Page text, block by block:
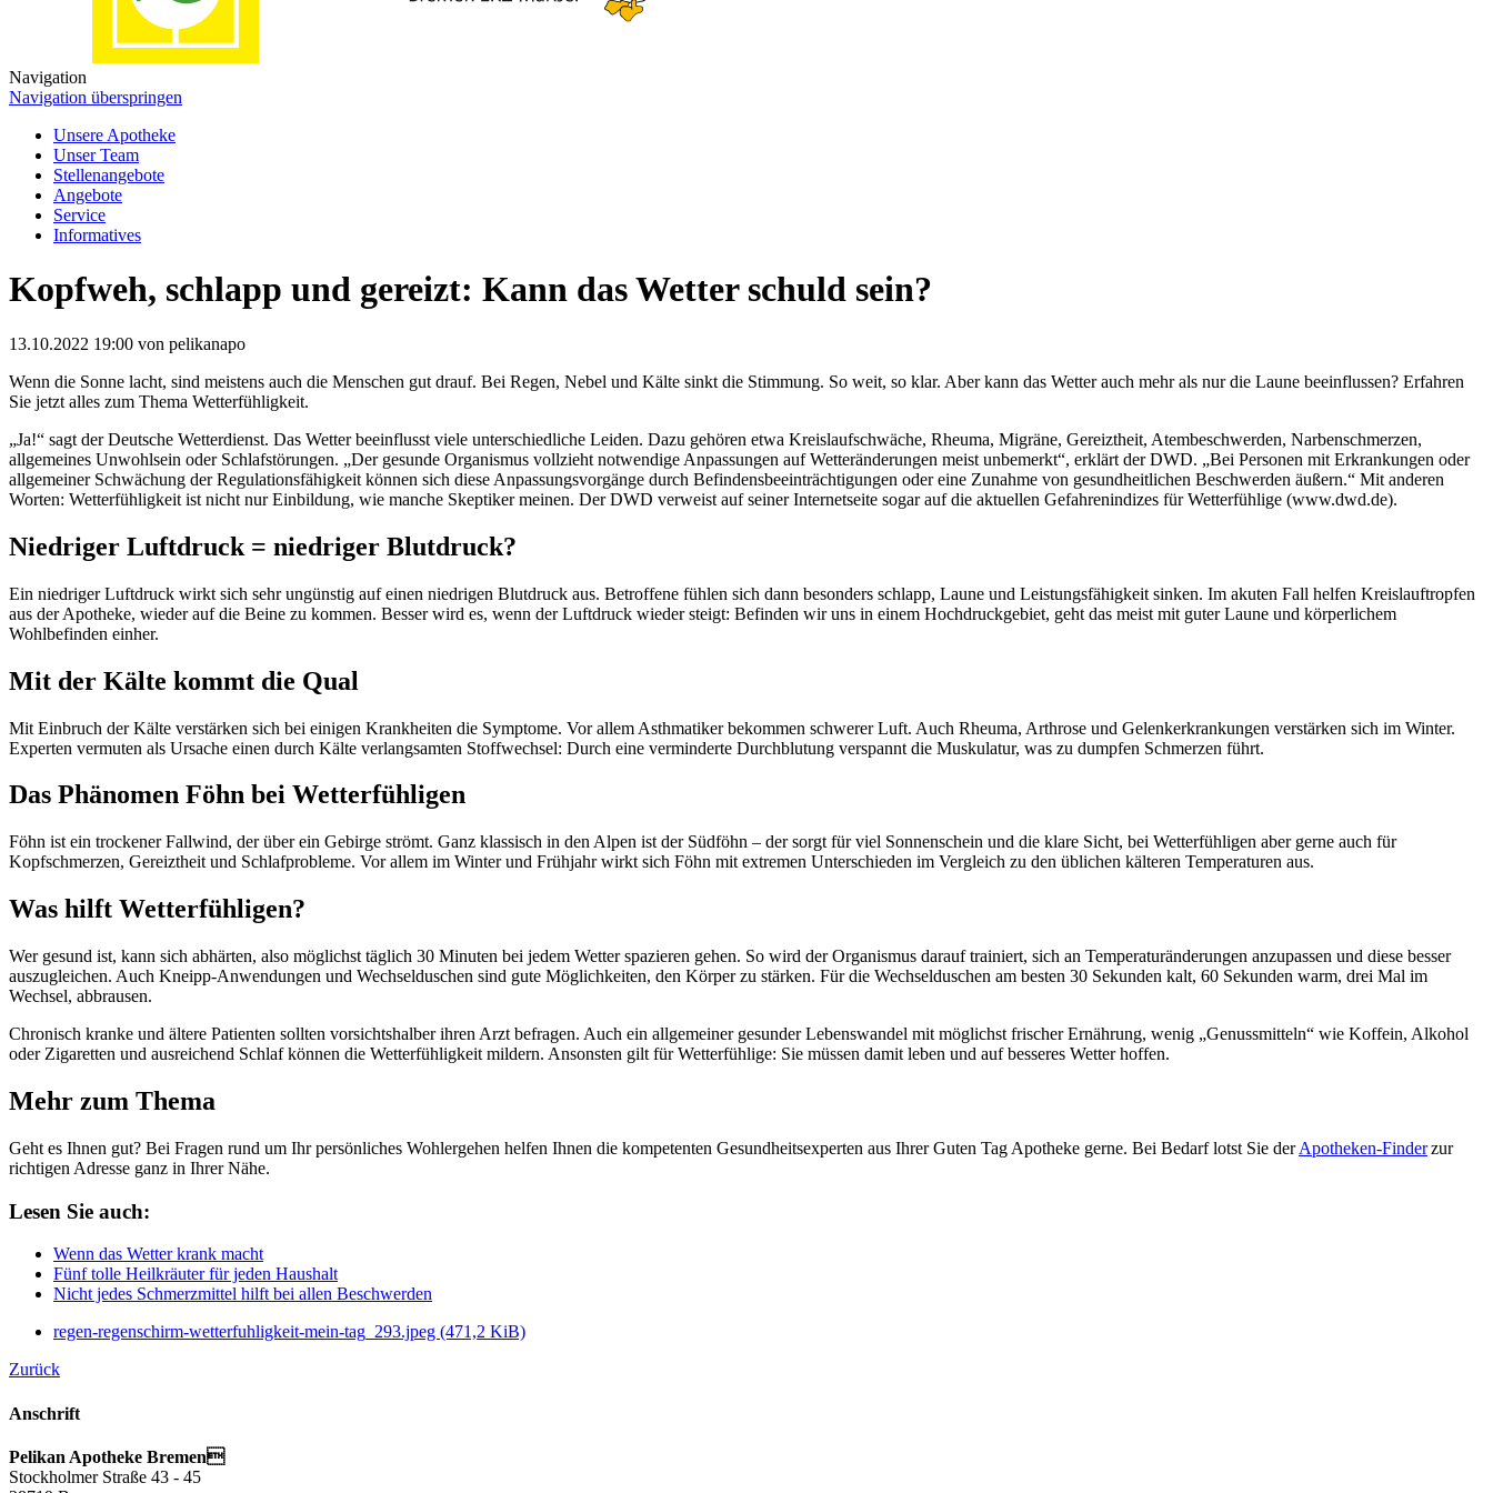
Navigation
Navigation überspringen
Unsere Apotheke
Unser Team
Stellenangebote
Angebote
Service
Informatives
Kopfweh, schlapp und gereizt: Kann das Wetter schuld sein?
13.10.2022 19:00 von pelikanapo
Wenn die Sonne lacht, sind meistens auch die Menschen gut drauf. Bei Regen, Nebel und Kälte sinkt die Stimmung. So weit, so klar. Aber kann das Wetter auch mehr als nur die Laune beeinflussen? Erfahren
Sie jetzt alles zum Thema Wetterfühligkeit.
„Ja!“ sagt der Deutsche Wetterdienst. Das Wetter beeinflusst viele unterschiedliche Leiden. Dazu gehören etwa Kreislaufschwäche, Rheuma, Migräne, Gereiztheit, Atembeschwerden, Narbenschmerzen,
allgemeines Unwohlsein oder Schlafstörungen. „Der gesunde Organismus vollzieht notwendige Anpassungen auf Wetteränderungen meist unbemerkt“, erklärt der DWD. „Bei Personen mit Erkrankungen oder
allgemeiner Schwächung der Regulationsfähigkeit können sich diese Anpassungsvorgänge durch Befindensbeeinträchtigungen oder eine Zunahme von gesundheitlichen Beschwerden äußern.“ Mit anderen
Worten: Wetterfühligkeit ist nicht nur Einbildung, wie manche Skeptiker meinen. Der DWD verweist auf seiner Internetseite sogar auf die aktuellen Gefahrenindizes für Wetterfühlige (www.dwd.de).
Niedriger Luftdruck = niedriger Blutdruck?
Ein niedriger Luftdruck wirkt sich sehr ungünstig auf einen niedrigen Blutdruck aus. Betroffene fühlen sich dann besonders schlapp, Laune und Leistungsfähigkeit sinken. Im akuten Fall helfen Kreislauftropfen
aus der Apotheke, wieder auf die Beine zu kommen. Besser wird es, wenn der Luftdruck wieder steigt: Befinden wir uns in einem Hochdruckgebiet, geht das meist mit guter Laune und körperlichem
Wohlbefinden einher.
Mit der Kälte kommt die Qual
Mit Einbruch der Kälte verstärken sich bei einigen Krankheiten die Symptome. Vor allem Asthmatiker bekommen schwerer Luft. Auch Rheuma, Arthrose und Gelenkerkrankungen verstärken sich im Winter.
Experten vermuten als Ursache einen durch Kälte verlangsamten Stoffwechsel: Durch eine verminderte Durchblutung verspannt die Muskulatur, was zu dumpfen Schmerzen führt.
Das Phänomen Föhn bei Wetterfühligen
Föhn ist ein trockener Fallwind, der über ein Gebirge strömt. Ganz klassisch in den Alpen ist der Südföhn – der sorgt für viel Sonnenschein und die klare Sicht, bei Wetterfühligen aber gerne auch für
Kopfschmerzen, Gereiztheit und Schlafprobleme. Vor allem im Winter und Frühjahr wirkt sich Föhn mit extremen Unterschieden im Vergleich zu den üblichen kälteren Temperaturen aus.
Was hilft Wetterfühligen?
Wer gesund ist, kann sich abhärten, also möglichst täglich 30 Minuten bei jedem Wetter spazieren gehen. So wird der Organismus darauf trainiert, sich an Temperaturänderungen anzupassen und diese besser
auszugleichen. Auch Kneipp-Anwendungen und Wechselduschen sind gute Möglichkeiten, den Körper zu stärken. Für die Wechselduschen am besten 30 Sekunden kalt, 60 Sekunden warm, drei Mal im
Wechsel, abbrausen.
Chronisch kranke und ältere Patienten sollten vorsichtshalber ihren Arzt befragen. Auch ein allgemeiner gesunder Lebenswandel mit möglichst frischer Ernährung, wenig „Genussmitteln“ wie Koffein, Alkohol
oder Zigaretten und ausreichend Schlaf können die Wetterfühligkeit mildern. Ansonsten gilt für Wetterfühlige: Sie müssen damit leben und auf besseres Wetter hoffen.
Mehr zum Thema
Geht es Ihnen gut? Bei Fragen rund um Ihr persönliches Wohlergehen helfen Ihnen die kompetenten Gesundheitsexperten aus Ihrer Guten Tag Apotheke gerne. Bei Bedarf lotst Sie derApotheken-Finderzur
richtigen Adresse ganz in Ihrer Nähe.
Lesen Sie auch:
Wenn das Wetter krank macht
Fünf tolle Heilkräuter für jeden Haushalt
Nicht jedes Schmerzmittel hilft bei allen Beschwerden
regen-regenschirm-wetterfuhligkeit-mein-tag_293.jpeg (471,2 KiB)
Zurück
Anschrift
Pelikan Apotheke Bremen
Stockholmer Straße 43 - 45